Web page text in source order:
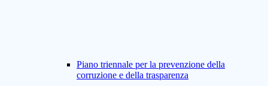
Piano triennale per la prevenzione della
corruzione e della trasparenza